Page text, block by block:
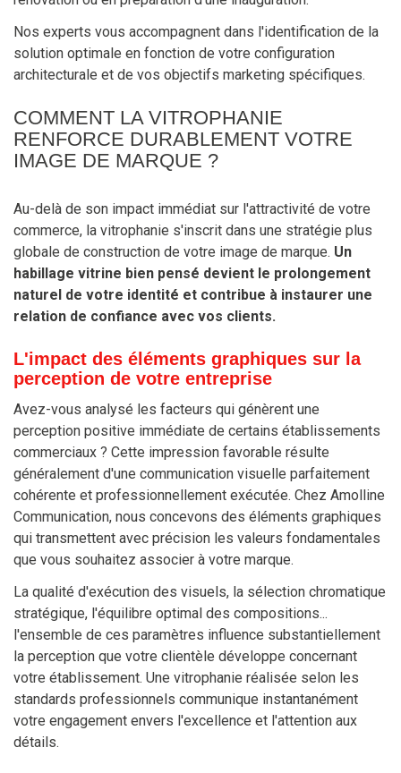
Nos experts vous accompagnent dans l'identification de la
solution optimale en fonction de votre configuration
architecturale et de vos objectifs marketing spécifiques.
COMMENT LA VITROPHANIE
RENFORCE DURABLEMENT VOTRE
IMAGE DE MARQUE ?
Au-delà de son impact immédiat sur l'attractivité de votre
commerce, la vitrophanie s'inscrit dans une stratégie plus
globale de construction de votre image de marque. Un
habillage vitrine bien pensé devient le prolongement
naturel de votre identité et contribue à instaurer une
relation de confiance avec vos clients.
L'impact des éléments graphiques sur la
perception de votre entreprise
Avez-vous analysé les facteurs qui génèrent une
perception positive immédiate de certains établissements
commerciaux ? Cette impression favorable résulte
généralement d'une communication visuelle parfaitement
cohérente et professionnellement exécutée. Chez Amolline
Communication, nous concevons des éléments graphiques
qui transmettent avec précision les valeurs fondamentales
que vous souhaitez associer à votre marque.
La qualité d'exécution des visuels, la sélection chromatique
stratégique, l'équilibre optimal des compositions...
l'ensemble de ces paramètres influence substantiellement
la perception que votre clientèle développe concernant
votre établissement. Une vitrophanie réalisée selon les
standards professionnels communique instantanément
votre engagement envers l'excellence et l'attention aux
détails.